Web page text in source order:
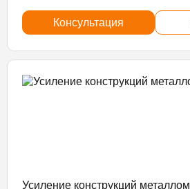
Консультация
Усиление конструкций металлом